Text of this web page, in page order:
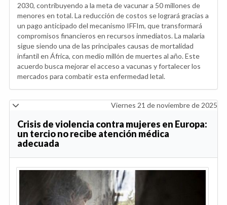
2030, contribuyendo a la meta de vacunar a 50 millones de
menores en total. La reducción de costos se logrará gracias a
un pago anticipado del mecanismo IFFIm, que transformará
compromisos financieros en recursos inmediatos. La malaria
sigue siendo una de las principales causas de mortalidad
infantil en África, con medio millón de muertes al año. Este
acuerdo busca mejorar el acceso a vacunas y fortalecer los
mercados para combatir esta enfermedad letal.
Viernes 21 de noviembre de 2025
Crisis de violencia contra mujeres en Europa:
un tercio no recibe atención médica
adecuada